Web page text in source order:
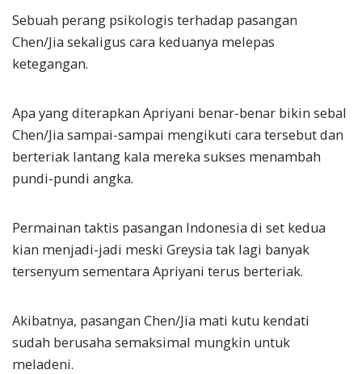
Sebuah perang psikologis terhadap pasangan
Chen/Jia sekaligus cara keduanya melepas
ketegangan.
Apa yang diterapkan Apriyani benar-benar bikin sebal
Chen/Jia sampai-sampai mengikuti cara tersebut dan
berteriak lantang kala mereka sukses menambah
pundi-pundi angka.
Permainan taktis pasangan Indonesia di set kedua
kian menjadi-jadi meski Greysia tak lagi banyak
tersenyum sementara Apriyani terus berteriak.
Akibatnya, pasangan Chen/Jia mati kutu kendati
sudah berusaha semaksimal mungkin untuk
meladeni.